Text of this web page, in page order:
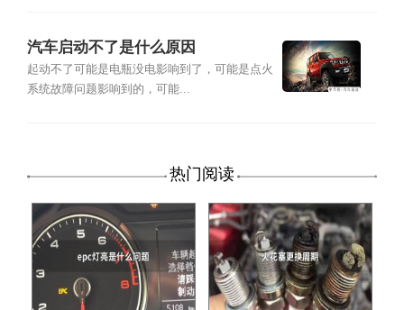
汽车启动不了是什么原因
起动不了可能是电瓶没电影响到了，可能是点火
系统故障问题影响到的，可能...
热门阅读